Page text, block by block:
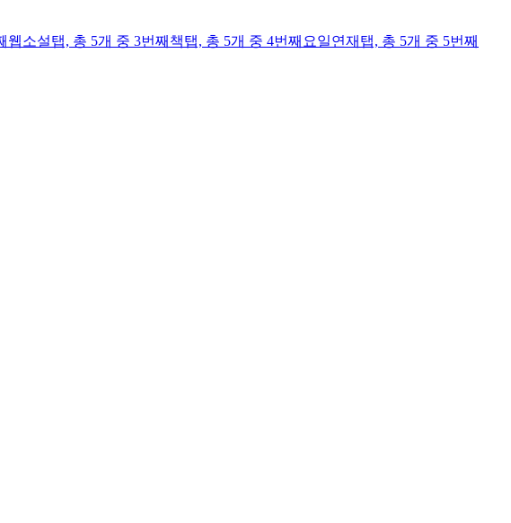
웹소설탭, 총 5개 중 3번째 책탭, 총 5개 중 4번째 요일연재 탭, 총 5개 중 5번째